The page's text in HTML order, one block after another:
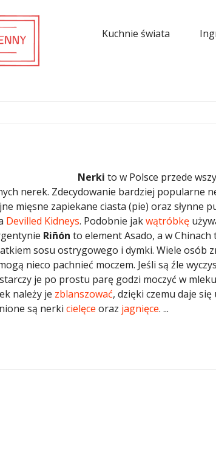
Kuchnie świata
Nerki to w Polsce przede
nerek. Zdecydowanie bardziej popularne
mięsne zapiekane ciasta (pie) oraz słynne
Devilled Kidneys. Podobnie jakwątróbkę
Riñón to element Asado, a w
sosu ostrygowego i dymki. Wiele osób
nieco pachnieć moczem. Jeśli są źle
je po prostu parę godzi moczyć w
należy je zblanszować, dzięki czemu daje
są nerki cielęce oraz jagnięce. ...